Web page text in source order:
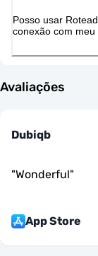
Posso usar
conexão com meu
Avaliações
Dubiqb
"Wonderful"
App Store